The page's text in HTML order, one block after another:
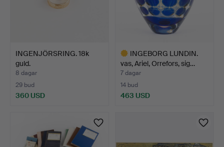
INGENJÖRSRING. 18k
guld.
8 dagar
29 bud
360 USD
INGEBORG LUNDIN.
vas, Ariel, Orrefors, sig…
7 dagar
14 bud
463 USD